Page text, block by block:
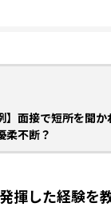
】面接で短所を聞か
柔不断？
揮した経験を